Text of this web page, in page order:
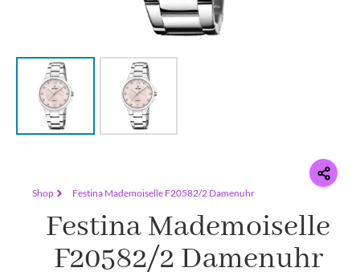
Shop Festina Mademoiselle F20582/2 Damenuhr
Festina Mademoiselle
F20582/2 Damenuhr